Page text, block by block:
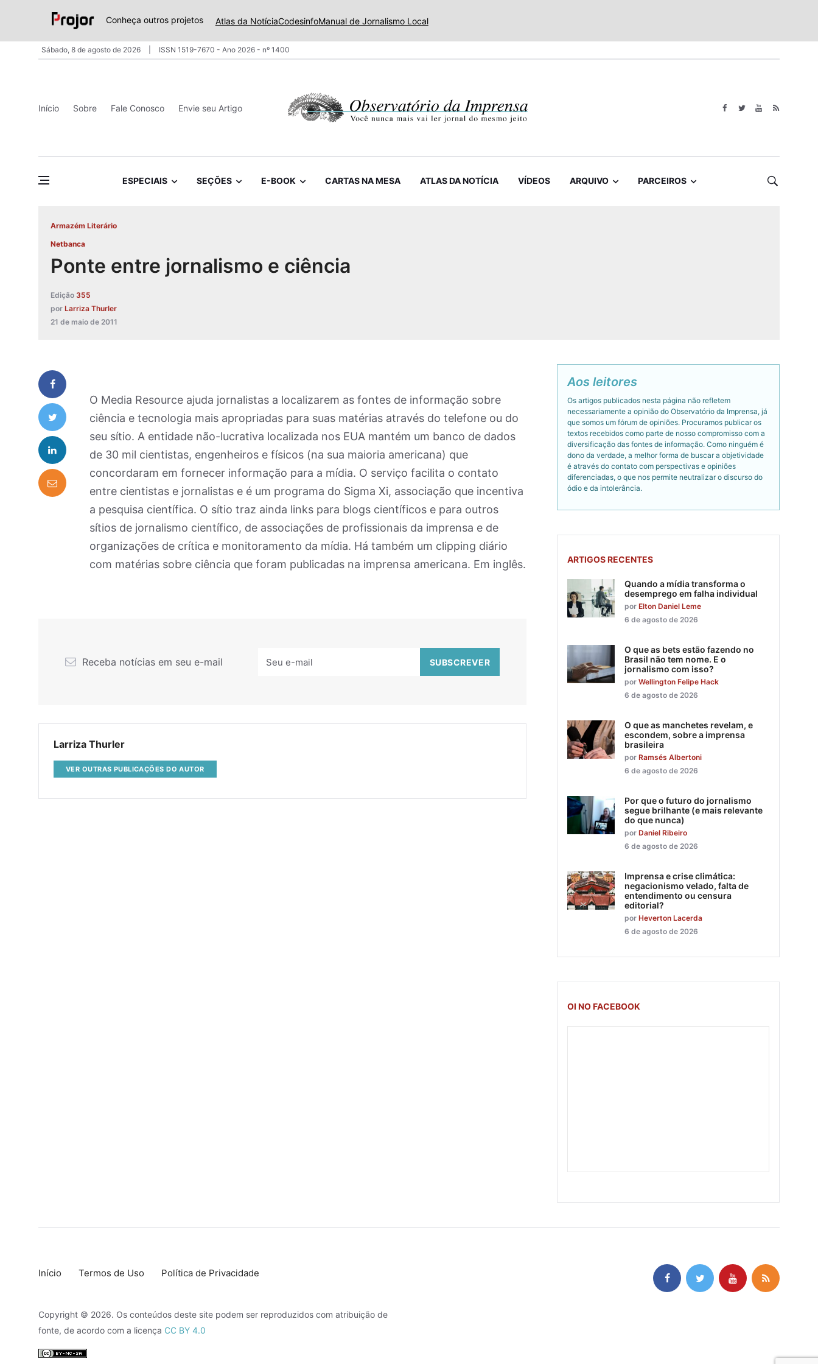
Conheça outros projetos Atlas da NotíciaCodesinfoManual de Jornalismo Local
Sábado, 8 de agosto de 2026 ISSN 1519-7670 - Ano 2026 - nº 1400
Início Sobre Fale Conosco Envie seu Artigo
ESPECIAIS SEÇÕES E-BOOK CARTAS NA MESA ATLAS DA NOTÍCIA VÍDEOS ARQUIVO PARCEIROS
Armazém Literário
Netbanca
Ponte entre jornalismo e ciência
Edição 355
por Larriza Thurler
21 de maio de 2011
O Media Resource ajuda jornalistas a localizarem as fontes de informação sobre
ciência e tecnologia mais apropriadas para suas matérias através do telefone ou do
seu sítio. A entidade não-lucrativa localizada nos EUA mantém um banco de dados
de 30 mil cientistas, engenheiros e físicos (na sua maioria americana) que
concordaram em fornecer informação para a mídia. O serviço facilita o contato
entre cientistas e jornalistas e é um programa do Sigma Xi, associação que incentiva
a pesquisa científica. O sítio traz ainda links para blogs científicos e para outros
sítios de jornalismo científico, de associações de profissionais da imprensa e de
organizações de crítica e monitoramento da mídia. Há também um clipping diário
com matérias sobre ciência que foram publicadas na imprensa americana. Em inglês.
Receba notícias em seu e-mail
Larriza Thurler
VER OUTRAS PUBLICAÇÕES DO AUTOR
Aos leitores
Os artigos publicados nesta página não refletem
necessariamente a opinião do Observatório da Imprensa, já
que somos um fórum de opiniões. Procuramos publicar os
textos recebidos como parte de nosso compromisso com a
diversificação das fontes de informação. Como ninguém é
dono da verdade, a melhor forma de buscar a objetividade
é através do contato com perspectivas e opiniões
diferenciadas, o que nos permite neutralizar o discurso do
ódio e da intolerância.
ARTIGOS RECENTES
Quando a mídia transforma o
desemprego em falha individual
por Elton Daniel Leme
6 de agosto de 2026
O que as bets estão fazendo no
Brasil não tem nome. E o
jornalismo com isso?
por Wellington Felipe Hack
6 de agosto de 2026
O que as manchetes revelam, e
escondem, sobre a imprensa
brasileira
por Ramsés Albertoni
6 de agosto de 2026
Por que o futuro do jornalismo
segue brilhante (e mais relevante
do que nunca)
por Daniel Ribeiro
6 de agosto de 2026
Imprensa e crise climática:
negacionismo velado, falta de
entendimento ou censura
editorial?
por Heverton Lacerda
6 de agosto de 2026
OI NO FACEBOOK
Início Termos de Uso Política de Privacidade
Copyright © 2026. Os conteúdos deste site podem ser reproduzidos com atribuição de
fonte, de acordo com a licença CC BY 4.0